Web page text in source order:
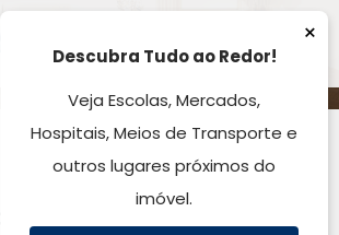
à Venda, por R$ 990.000,00
- Gravataí, RS
×
Descubra Tudo ao Redor!
Veja Escolas, Mercados,
Hospitais, Meios de Transporte e
outros lugares próximos do
imóvel.